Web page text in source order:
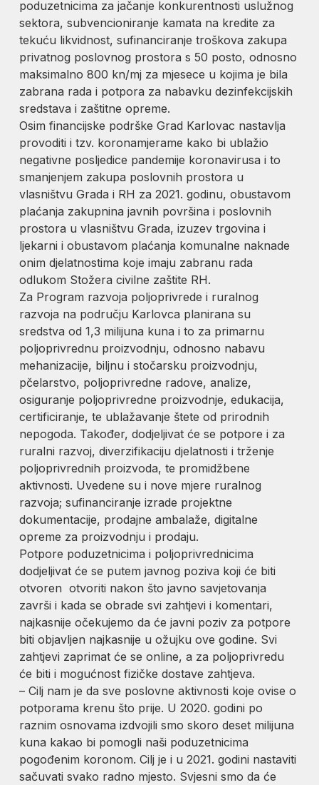
poduzetnicima za jačanje konkurentnosti uslužnog
sektora, subvencioniranje kamata na kredite za
tekuću likvidnost, sufinanciranje troškova zakupa
privatnog poslovnog prostora s 50 posto, odnosno
maksimalno 800 kn/mj za mjesece u kojima je bila
zabrana rada i potpora za nabavku dezinfekcijskih
sredstava i zaštitne opreme.
Osim financijske podrške Grad Karlovac nastavlja
provoditi i tzv. koronamjerame kako bi ublažio
negativne posljedice pandemije koronavirusa i to
smanjenjem zakupa poslovnih prostora u
vlasništvu Grada i RH za 2021. godinu, obustavom
plaćanja zakupnina javnih površina i poslovnih
prostora u vlasništvu Grada, izuzev trgovina i
ljekarni i obustavom plaćanja komunalne naknade
onim djelatnostima koje imaju zabranu rada
odlukom Stožera civilne zaštite RH.
Za Program razvoja poljoprivrede i ruralnog
razvoja na području Karlovca planirana su
sredstva od 1,3 milijuna kuna i to za primarnu
poljoprivrednu proizvodnju, odnosno nabavu
mehanizacije, biljnu i stočarsku proizvodnju,
pčelarstvo, poljoprivredne radove, analize,
osiguranje poljoprivredne proizvodnje, edukacija,
certificiranje, te ublažavanje štete od prirodnih
nepogoda. Također, dodjeljivat će se potpore i za
ruralni razvoj, diverzifikaciju djelatnosti i trženje
poljoprivrednih proizvoda, te promidžbene
aktivnosti. Uvedene su i nove mjere ruralnog
razvoja; sufinanciranje izrade projektne
dokumentacije, prodajne ambalaže, digitalne
opreme za proizvodnju i prodaju.
Potpore poduzetnicima i poljoprivrednicima
dodjeljivat će se putem javnog poziva koji će biti
otvoren otvoriti nakon što javno savjetovanja
završi i kada se obrade svi zahtjevi i komentari,
najkasnije očekujemo da će javni poziv za potpore
biti objavljen najkasnije u ožujku ove godine. Svi
zahtjevi zaprimat će se online, a za poljoprivredu
će biti i mogućnost fizičke dostave zahtjeva.
– Cilj nam je da sve poslovne aktivnosti koje ovise o
potporama krenu što prije. U 2020. godini po
raznim osnovama izdvojili smo skoro deset milijuna
kuna kakao bi pomogli naši poduzetnicima
pogođenim koronom. Cilj je i u 2021. godini nastaviti
sačuvati svako radno mjesto. Svjesni smo da će